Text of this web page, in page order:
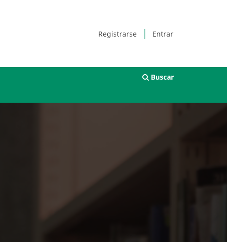
Registrarse Entrar
Buscar